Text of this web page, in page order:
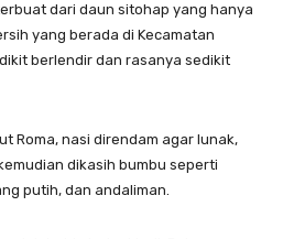
dari daun sitohap yang hanya
yang berada di Kecamatan
berlendir dan rasanya sedikit
Roma, nasi direndam agar lunak,
dikasih bumbu seperti
putih, dan andaliman.